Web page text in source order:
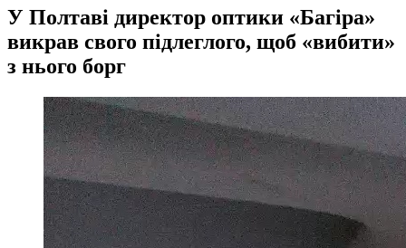
У Полтаві директор оптики «Багіра»
викрав свого підлеглого, щоб «вибити»
з нього борг